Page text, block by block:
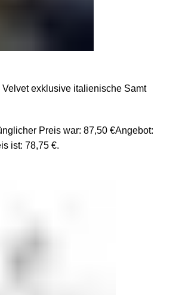
exklusive italienische Samt
Preis war: 87,50 €Angebot:
ist: 78,75 €.